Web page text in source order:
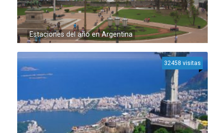
Estaciones del año en Argentina
32458 visitas